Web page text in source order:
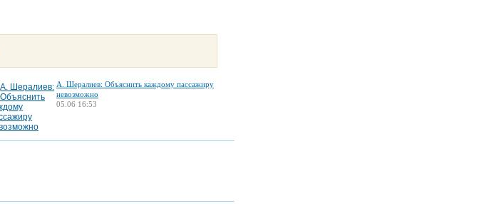
А. Шералиев: Объяснить каждому пассажиру
невозможно
05.06 16:53